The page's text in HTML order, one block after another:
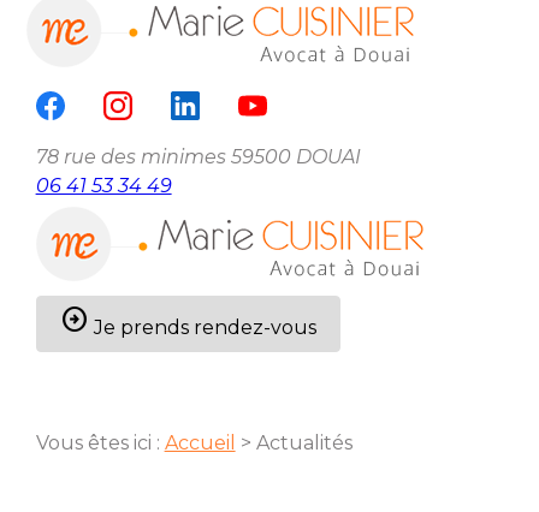
78 rue des minimes 59500 DOUAI
06 41 53 34 49
arrow_circle_right Je prends rendez-vous
Vous êtes ici : Accueil > Actualités
Panneau de gestion des cookies